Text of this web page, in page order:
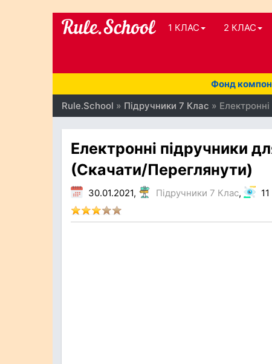
1 КЛАС 2 КЛАС
Фонд
Rule.School » Підручники 7 Клас »
Електронні підручники
(Скачати/Переглянути)
30.01.2021, Підручники 7 Клас,